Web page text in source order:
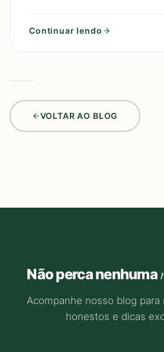
Continuar lendo
VOLTAR AO BLOG
Não perca nenhuma
Acompanhe nosso blog
honestos e dicas